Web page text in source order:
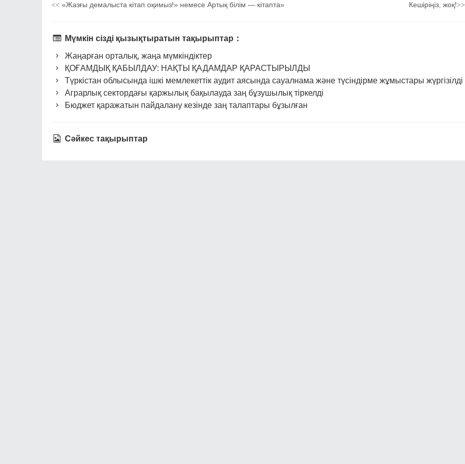
<< «Жазғы демалыста кітап оқимыз!» немесе Артық білім — кітапта» Кешіріңіз, жоқ!>>
Мүмкін сізді қызықтыратын тақырыптар：
Жаңарған орталық, жаңа мүмкіндіктер
ҚОҒАМДЫҚ ҚАБЫЛДАУ: НАҚТЫ ҚАДАМДАР ҚАРАСТЫРЫЛДЫ
Түркістан облысында ішкі мемлекеттік аудит аясында сауалнама және түсіндірме жұмыстары жүргізілді
Аграрлық сектордағы қаржылық бақылауда заң бұзушылық тіркелді
Бюджет қаражатын пайдалану кезінде заң талаптары бұзылған
Сәйкес тақырыптар